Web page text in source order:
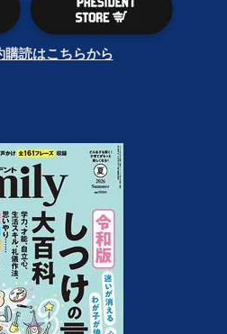
購読はこちらから